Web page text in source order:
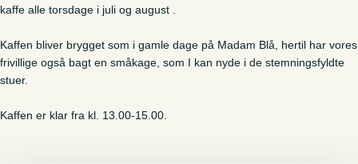
kaffe alle torsdage i juli og august .
Kaffen bliver brygget som i gamle dage på Madam Blå, hertil har vores
frivillige også bagt en småkage, som I kan nyde i de stemningsfyldte
stuer.
Kaffen er klar fra kl. 13.00-15.00.